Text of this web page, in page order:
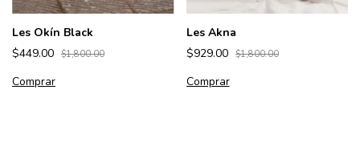
Les Okín Black
$449.00 $1,800.00
Comprar
Les Akna
$929.00 $1,800.00
Comprar